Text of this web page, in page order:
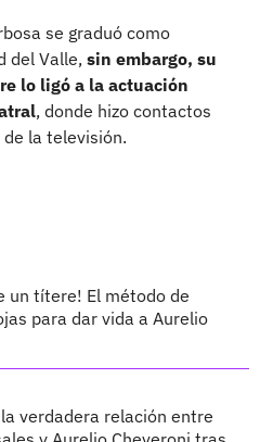
se graduó como
del Valle, sin embargo, su
lo ligó a la actuación
, donde hizo contactos
la televisión.
un títere! El método de
para dar vida a Aurelio
verdadera relación entre